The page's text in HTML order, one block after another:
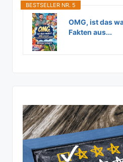
BESTSELLER NR. 5
OMG, ist das
Fakten aus...